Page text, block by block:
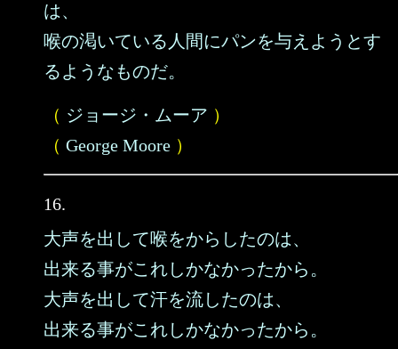
は、
喉の渇いている人間にパンを与えようとす
るようなものだ。
（ ジョージ・ムーア ）
（ George Moore ）
16.
大声を出して喉をからしたのは、
出来る事がこれしかなかったから。
大声を出して汗を流したのは、
出来る事がこれしかなかったから。